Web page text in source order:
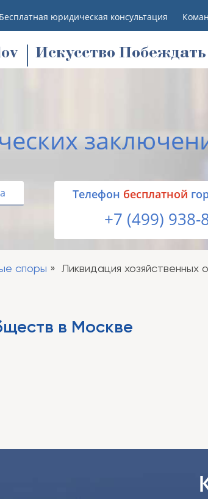
Бесплатная юридическая консультация
Искусство Побеждать
Tелефон бесплатной
+7 (499) 938-
споры Ликвидация хозяйственных
в Москве